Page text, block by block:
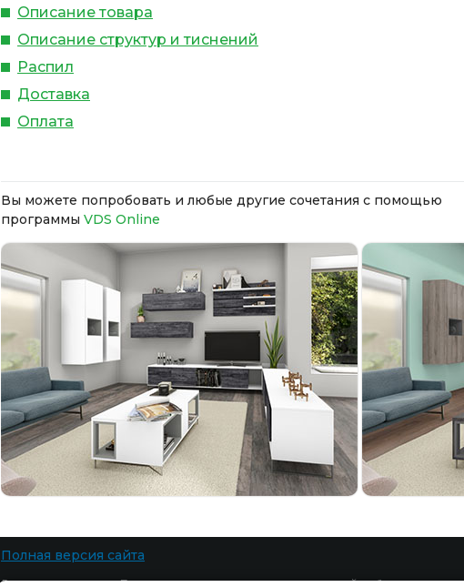
Описание товара
Описание структур и тиснений
Распил
Доставка
Оплата
Вы можете попробовать и любые другие сочетания с помощью
программы VDS Online
Полная версия сайта
Все права защищены. При копировании материалов ссылка на сайт обязательна.